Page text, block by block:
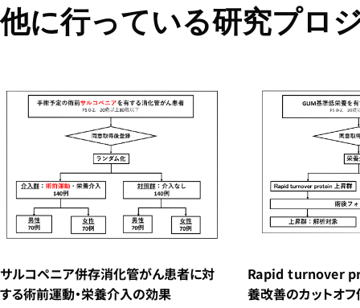
他に行っている研究プロ
サルコペニア併存消化管がん患者に対
する術前運動・栄養介入の効果
Rapid turnover
養改善のカットオ